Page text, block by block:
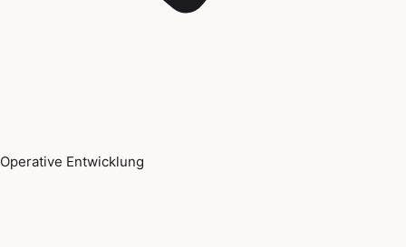
Operative Entwicklung